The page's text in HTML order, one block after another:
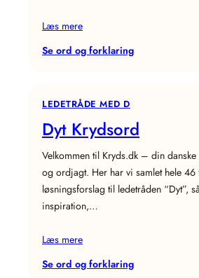
Læs mere
Se ord og forklaring:
LEDETRÅDE MED D
Dyt Krydsord
Velkommen til Kryds.dk – din
og ordjagt. Her har vi samlet hele 46
løsningsforslag til ledetråden “Dyt”,
inspiration,…
Læs mere
Se ord og forklaring: